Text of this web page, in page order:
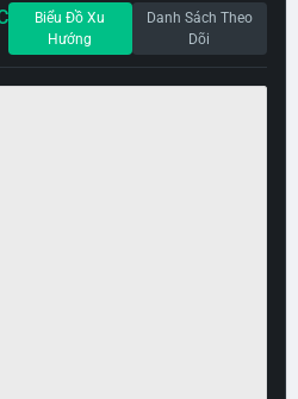
Biểu Đồ Xu
Hướng
Danh Sách Theo
Dõi